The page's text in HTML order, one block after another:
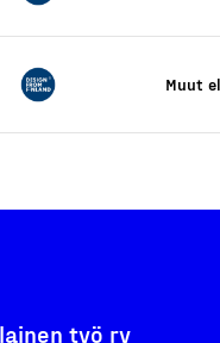
Muut
työ ry